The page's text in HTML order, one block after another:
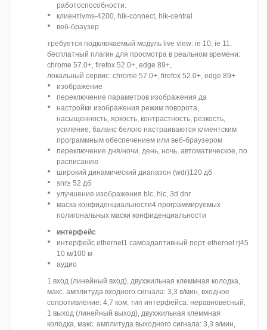
работоспособности.
клиентivms-4200, hik-connect, hik-central
веб-браузер
требуется подключаемый модуль live view: ie 10, ie 11,
бесплатный плагин для просмотра в реальном времени:
chrome 57.0+, firefox 52.0+, edge 89+,
локальный сервис: chrome 57.0+, firefox 52.0+, edge 89+
изображение
переключение параметров изображения да
настройки изображения режим поворота,
насыщенность, яркость, контрастность, резкость,
усиление, баланс белого настраиваются клиентским
программным обеспечением или веб-браузером
переключение дня/ночи, день, ночь, автоматическое, по
расписанию
широкий динамический диапазон (wdr)120 дб
snr≥ 52 дб
улучшение изображения blc, hlc, 3d dnr
маска конфиденциальности4 программируемых
полигональных маски конфиденциальности
интерфейс
интерфейс ethernet1 самоадаптивный порт ethernet rj45
10 м/100 м
аудио
1 вход (линейный вход), двухжильная клеммная колодка,
макс. амплитуда входного сигнала: 3,3 в/мин, входное
сопротивление: 4,7 ком, тип интерфейса: неравновесный,
1 выход (линейный выход), двухжильная клеммная
колодка, макс. амплитуда выходного сигнала: 3,3 в/мин,